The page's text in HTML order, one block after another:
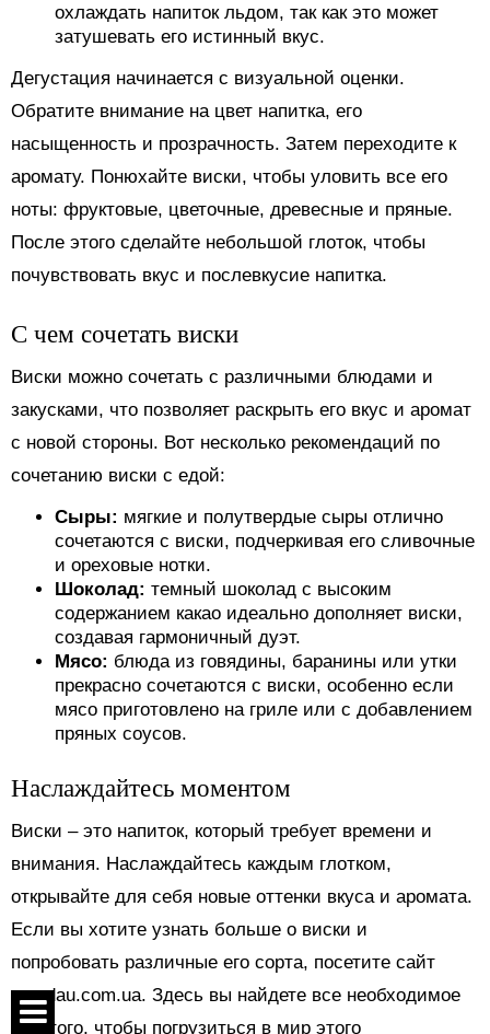
охлаждать напиток льдом, так как это может
затушевать его истинный вкус.
Дегустация начинается с визуальной оценки.
Обратите внимание на цвет напитка, его
насыщенность и прозрачность. Затем переходите к
аромату. Понюхайте виски, чтобы уловить все его
ноты: фруктовые, цветочные, древесные и пряные.
После этого сделайте небольшой глоток, чтобы
почувствовать вкус и послевкусие напитка.
С чем сочетать виски
Виски можно сочетать с различными блюдами и
закусками, что позволяет раскрыть его вкус и аромат
с новой стороны. Вот несколько рекомендаций по
сочетанию виски с едой:
Сыры: мягкие и полутвердые сыры отлично
сочетаются с виски, подчеркивая его сливочные
и ореховые нотки.
Шоколад: темный шоколад с высоким
содержанием какао идеально дополняет виски,
создавая гармоничный дуэт.
Мясо: блюда из говядины, баранины или утки
прекрасно сочетаются с виски, особенно если
мясо приготовлено на гриле или с добавлением
пряных соусов.
Наслаждайтесь моментом
Виски – это напиток, который требует времени и
внимания. Наслаждайтесь каждым глотком,
открывайте для себя новые оттенки вкуса и аромата.
Если вы хотите узнать больше о виски и
попробовать различные его сорта, посетите сайт
maudau.com.ua. Здесь вы найдете все необходимое
для того, чтобы погрузиться в мир этого